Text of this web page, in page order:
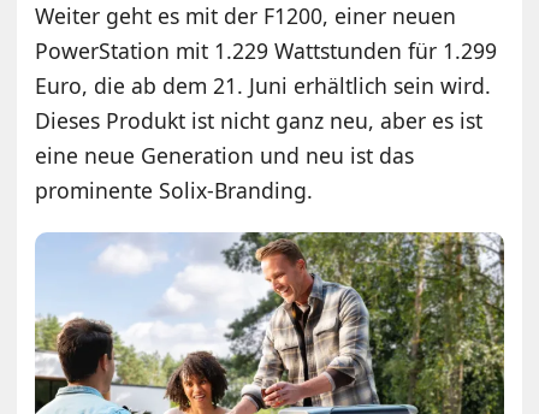
Weiter geht es mit der F1200, einer neuen
PowerStation mit 1.229 Wattstunden für 1.299
Euro, die ab dem 21. Juni erhältlich sein wird.
Dieses Produkt ist nicht ganz neu, aber es ist
eine neue Generation und neu ist das
prominente Solix-Branding.